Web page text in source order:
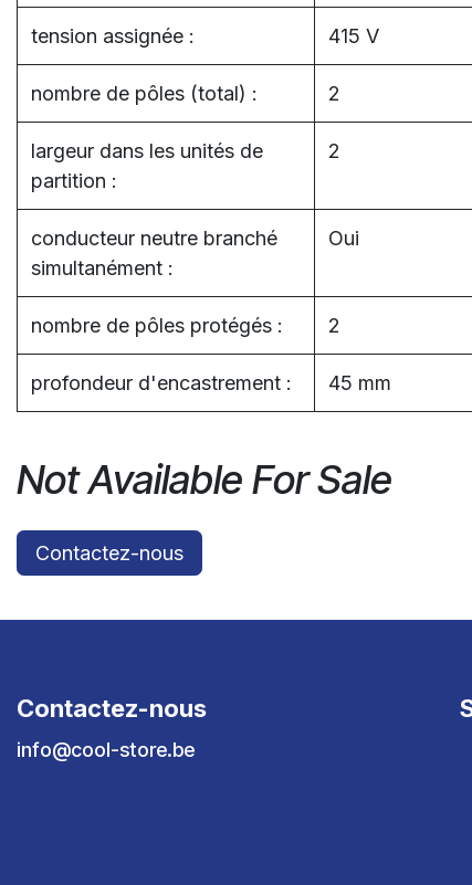
tension assignée : 415 V
nombre de pôles (total) : 2
largeur dans les unités de
partition :
2
conducteur neutre branché
simultanément :
Oui
nombre de pôles protégés : 2
profondeur d'encastrement : 45 mm
Not Available For Sale
Contactez-nous
Contactez-nous
info@cool-store.be